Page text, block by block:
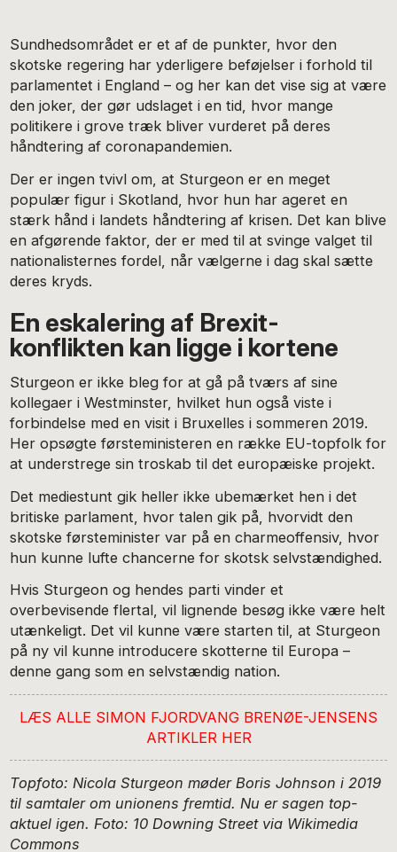
Sundhedsområdet er et af de punkter, hvor den
skotske regering har yderligere beføjelser i forhold til
parlamentet i England – og her kan det vise sig at være
den joker, der gør udslaget i en tid, hvor mange
politikere i grove træk bliver vurderet på deres
håndtering af coronapandemien.
Der er ingen tvivl om, at Sturgeon er en meget
populær figur i Skotland, hvor hun har ageret en
stærk hånd i landets håndtering af krisen. Det kan blive
en afgørende faktor, der er med til at svinge valget til
nationalisternes fordel, når vælgerne i dag skal sætte
deres kryds.
En eskalering af Brexit-
konflikten kan ligge i kortene
Sturgeon er ikke bleg for at gå på tværs af sine
kollegaer i Westminster, hvilket hun også viste i
forbindelse med en visit i Bruxelles i sommeren 2019.
Her opsøgte førsteministeren en række EU-topfolk for
at understrege sin troskab til det europæiske projekt.
Det mediestunt gik heller ikke ubemærket hen i det
britiske parlament, hvor talen gik på, hvorvidt den
skotske førsteminister var på en charmeoffensiv, hvor
hun kunne lufte chancerne for skotsk selvstændighed.
Hvis Sturgeon og hendes parti vinder et
overbevisende flertal, vil lignende besøg ikke være helt
utænkeligt. Det vil kunne være starten til, at Sturgeon
på ny vil kunne introducere skotterne til Europa –
denne gang som en selvstændig nation.
LÆS ALLE SIMON FJORDVANG BRENØE-JENSENS
ARTIKLER HER
Topfoto: Nicola Sturgeon møder Boris Johnson i 2019
til samtaler om unionens fremtid. Nu er sagen top-
aktuel igen. Foto: 10 Downing Street via Wikimedia
Commons